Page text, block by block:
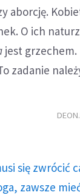
aborcję.
O ich
jest grzechem.
zadanie
się zwrócić
zawsze